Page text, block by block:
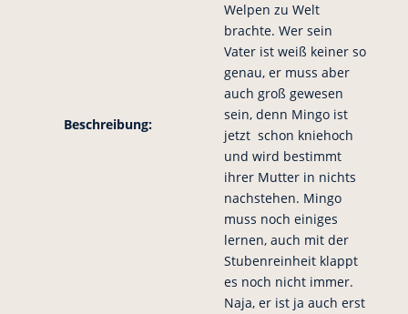
Beschreibung:
Welpen zu Welt
brachte. Wer sein
Vater ist weiß keiner so
genau, er muss aber
auch groß gewesen
sein, denn Mingo ist
jetzt schon kniehoch
und wird bestimmt
ihrer Mutter in nichts
nachstehen. Mingo
muss noch einiges
lernen, auch mit der
Stubenreinheit klappt
es noch nicht immer.
Naja, er ist ja auch erst